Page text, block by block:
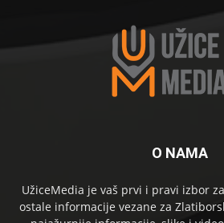
O NAMA
UžiceMedia je vaš prvi i pravi izbor
ostale informacije vezane za